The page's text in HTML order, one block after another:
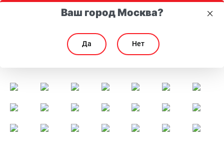
Рождественские встречи 2024
Ваш город Москва?
Да Нет